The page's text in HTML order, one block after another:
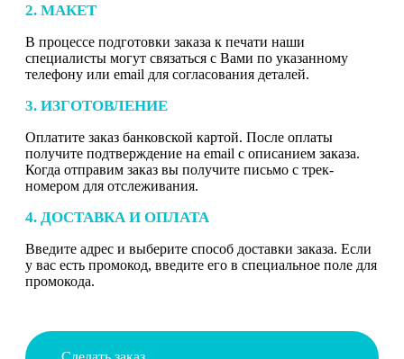
2. МАКЕТ
В процессе подготовки заказа к печати наши
специалисты могут связаться с Вами по указанному
телефону или email для согласования деталей.
3. ИЗГОТОВЛЕНИЕ
Оплатите заказ банковской картой. После оплаты
получите подтверждение на email с описанием заказа.
Когда отправим заказ вы получите письмо с трек-
номером для отслеживания.
4. ДОСТАВКА И ОПЛАТА
Введите адрес и выберите способ доставки заказа. Если
у вас есть промокод, введите его в специальное поле для
промокода.